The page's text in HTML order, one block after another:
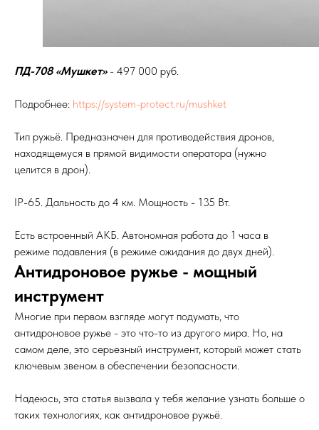
ПД-708 «Мушкет»- 497 000 руб.
Подробнее: https://system-protect.ru/mushket
Тип ружьё. Предназначен для противодействия дронов,
находящемуся в прямой видимости оператора (нужно
целится в дрон).
IP-65. Дальность до 4 км. Мощность - 135 Вт.
Есть встроенный АКБ. Автономная работа до 1 часа в
режиме подавления (в режиме ожидания до двух дней).
Антидроновое ружье - мощный
инструмент
Многие при первом взгляде могут подумать, что
антидроновое ружье - это что-то из другого мира. Но, на
самом деле, это серьезный инструмент, который может стать
ключевым звеном в обеспечении безопасности.
Надеюсь, эта статья вызвала у тебя желание узнать больше о
таких технологиях, как антидроновое ружьё.